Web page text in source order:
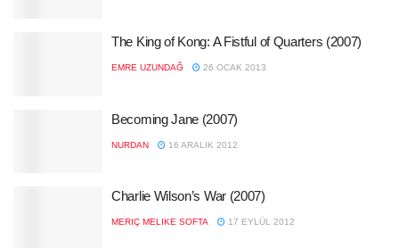
The King of Kong: A Fistful of Quarters (2007)
EMRE UZUNDAĞ 26 OCAK 2013
Becoming Jane (2007)
NURDAN 16 ARALIK 2012
Charlie Wilson’s War (2007)
MERIÇ MELIKE SOFTA 17 EYLÜL 2012